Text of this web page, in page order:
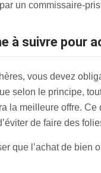
un commissaire-
à suivre pour
vous devez
selon le principe,
la meilleure offre.
de faire des
que l’achat de bien